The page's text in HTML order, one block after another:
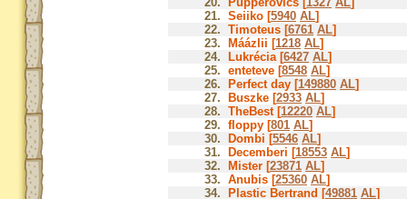
21. Seiiko [5940 AL]
22. Timoteus [6761 AL]
23.
Máázlii [1218 AL]
24.
Lukrécia [6427 AL]
25. enteteve [8548 AL]
26.
Perfect day [149880 AL]
27.
Buszke [2933 AL]
28. TheBest [12220 AL]
29. floppy [801 AL]
30.
Dombi [5546 AL]
31.
Decemberi [18553 AL]
32.
Mister [23871 AL]
33. Anubis [25360 AL]
34.
Plastic Bertrand [49881 AL]